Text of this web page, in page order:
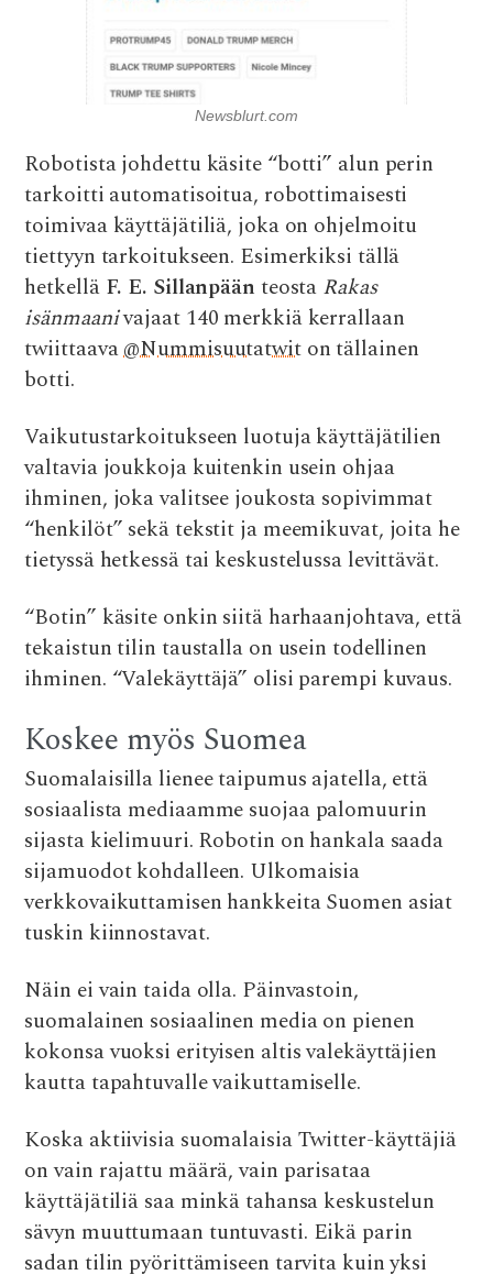
Newsblurt.com
Robotista johdettu käsite “botti” alun perin
tarkoitti automatisoitua, robottimaisesti
toimivaa käyttäjätiliä, joka on ohjelmoitu
tiettyyn tarkoitukseen. Esimerkiksi tällä
hetkellä F. E. Sillanpään teosta Rakas
isänmaanivajaat 140 merkkiä kerrallaan
twiittaava@Nummisuutatwiton tällainen
botti.
Vaikutustarkoitukseen luotuja käyttäjätilien
valtavia joukkoja kuitenkin usein ohjaa
ihminen, joka valitsee joukosta sopivimmat
“henkilöt” sekä tekstit ja meemikuvat, joita he
tietyssä hetkessä tai keskustelussa levittävät.
“Botin” käsite onkin siitä harhaanjohtava, että
tekaistun tilin taustalla on usein todellinen
ihminen. “Valekäyttäjä” olisi parempi kuvaus.
Koskee myös Suomea
Suomalaisilla lienee taipumus ajatella, että
sosiaalista mediaamme suojaa palomuurin
sijasta kielimuuri. Robotin on hankala saada
sijamuodot kohdalleen. Ulkomaisia
verkkovaikuttamisen hankkeita Suomen asiat
tuskin kiinnostavat.
Näin ei vain taida olla. Päinvastoin,
suomalainen sosiaalinen media on pienen
kokonsa vuoksi erityisen altis valekäyttäjien
kautta tapahtuvalle vaikuttamiselle.
Koska aktiivisia suomalaisia Twitter-käyttäjiä
on vain rajattu määrä, vain parisataa
käyttäjätiliä saa minkä tahansa keskustelun
sävyn muuttumaan tuntuvasti. Eikä parin
sadan tilin pyörittämiseen tarvita kuin yksi